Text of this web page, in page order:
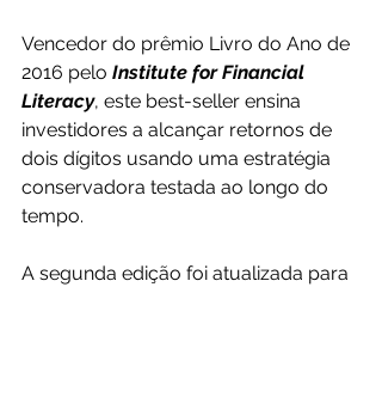
Vencedor do prêmio Livro do Ano de
2016 pelo Institute for Financial
Literacy, este best-seller ensina
investidores a alcançar retornos de
dois dígitos usando uma estratégia
conservadora testada ao longo do
tempo.
A segunda edição foi atualizada para